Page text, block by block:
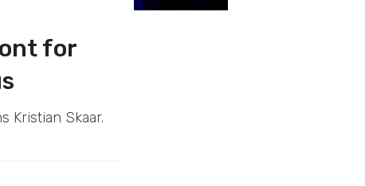
for
Kristian Skaar.